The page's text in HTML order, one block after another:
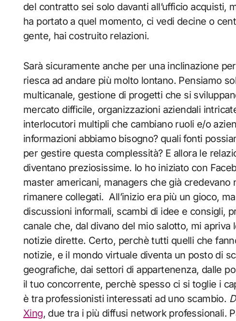
del contratto sei solo davanti all’ufficio acquisti,
ha portato a quel momento, ci vedi decine o
gente, hai costruito relazioni.
Sarà sicuramente anche per una inclinazione
riesca ad andare più molto lontano. Pensiamo
multicanale, gestione di progetti che si
mercato difficile, organizzazioni aziendali
interlocutori multipli che cambiano ruoli e/o
informazioni abbiamo bisogno? quali fonti
per gestire questa complessità? E allora le
diventano preziosissime. Io ho iniziato con
master americani, managers che già
rimanere collegati. All’inizio era più un gioco,
discussioni informali, scambi di idee e consigli,
canale che, dal divano del mio salotto, mi
notizie dirette. Certo, perchè tutti quelli che
notizie, e il mondo virtuale diventa un posto di
geografiche, dai settori di appartenenza, dalle
il tuo concorrente, perchè spesso ci si toglie i
è tra professionisti interessati ad uno scambio.
Xing, due tra i più diffusi network professionali.